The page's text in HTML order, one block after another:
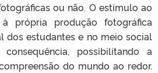
ou não. O estímulo ao
própria produção fotográfica
dos estudantes e no meio social
possibilitando a
do mundo ao redor.